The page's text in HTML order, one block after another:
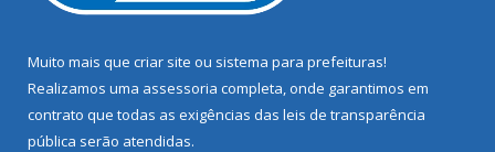
Muito mais que criar site ou sistema para prefeituras!
Realizamos uma assessoria completa, onde garantimos em
contrato que todas as exigências das leis de transparência
pública serão atendidas.